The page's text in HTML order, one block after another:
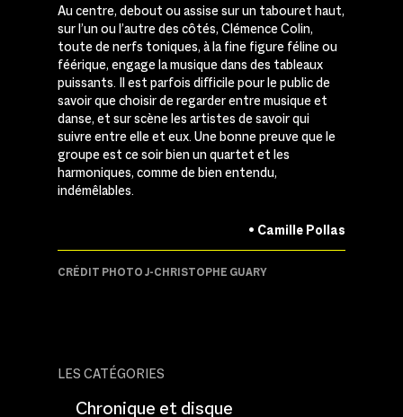
Au centre, debout ou assise sur un tabouret haut,
sur l’un ou l’autre des côtés, Clémence Colin,
toute de nerfs toniques, à la fine figure féline ou
féérique, engage la musique dans des tableaux
puissants. Il est parfois difficile pour le public de
savoir que choisir de regarder entre musique et
danse, et sur scène les artistes de savoir qui
suivre entre elle et eux. Une bonne preuve que le
groupe est ce soir bien un quartet et les
harmoniques, comme de bien entendu,
indémêlables.
• Camille Pollas
CRÉDIT PHOTO J-CHRISTOPHE GUARY
LES CATÉGORIES
Chronique et disque